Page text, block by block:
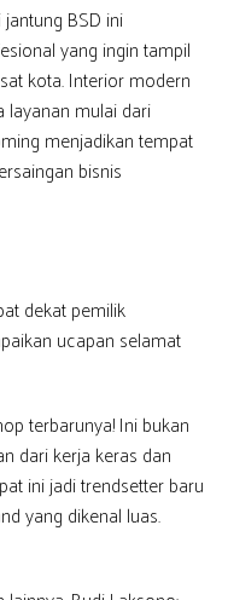
BSD ini
yang ingin tampil
kota. Interior modern
layanan mulai dari
menjadikan tempat
bisnis
dekat pemilik
ucapan selamat
terbarunya! Ini bukan
dari kerja keras dan
ini jadi trendsetter baru
yang dikenal luas.